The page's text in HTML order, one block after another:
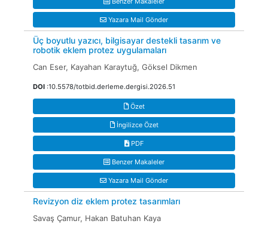
Yazara Mail Gönder
Üç boyutlu yazıcı, bilgisayar destekli tasarım ve
robotik eklem protez uygulamaları
Can Eser, Kayahan Karaytuğ, Göksel Dikmen
DOI :10.5578/totbid.derleme.dergisi.2026.51
Özet
İngilizce Özet
PDF
Benzer Makaleler
Yazara Mail Gönder
Revizyon diz eklem protez tasarımları
Savaş Çamur, Hakan Batuhan Kaya